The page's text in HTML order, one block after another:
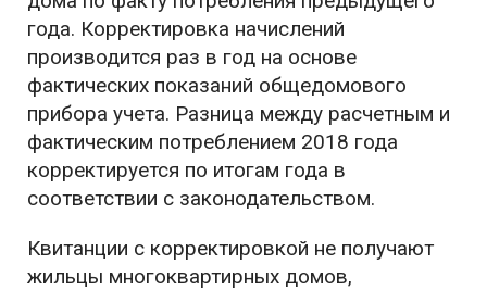
года. Корректировка начислений
производится раз в год на основе
фактических показаний общедомового
прибора учета. Разница между расчетным и
фактическим потреблением 2018 года
корректируется по итогам года в
соответствии с законодательством.
Квитанции с корректировкой не получают
жильцы многоквартирных домов,